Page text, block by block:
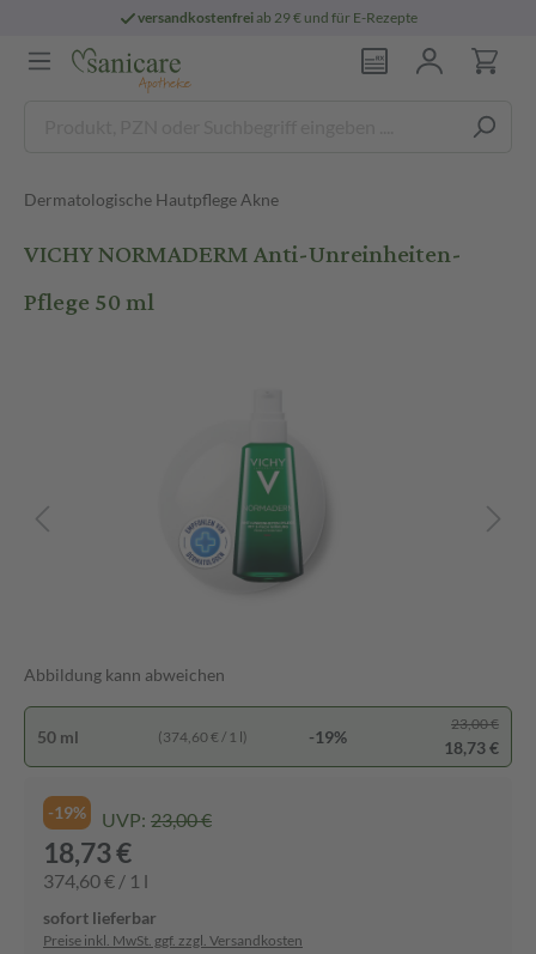
versandkostenfreiab 29 € und für E-Rezepte
Dermatologische Hautpflege Akne
VICHY NORMADERM Anti-Unreinheiten-
Pflege 50 ml
Abbildung kann abweichen
50 ml (374,60 € / 1 l) -19%
23,00 €
18,73 €
-19% UVP: 23,00 €
18,73 €
374,60 € / 1 l
sofort lieferbar
Preise inkl. MwSt. ggf. zzgl. Versandkosten